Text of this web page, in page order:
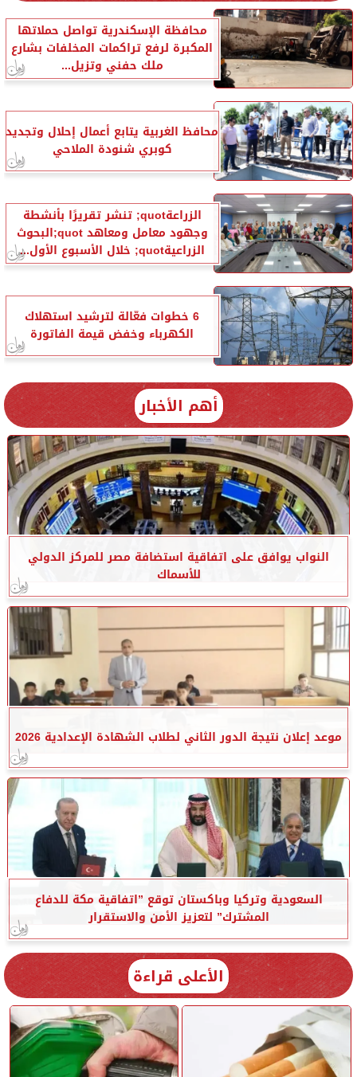
محافظة الإسكندرية تواصل حملاتها
المكبرة لرفع تراكمات المخلفات بشارع
ملك حفني وتزيل...
محافظ الغربية يتابع أعمال إحلال وتجديد
كوبري شنودة الملاحي
الزراعةquot; تنشر تقريرًا بأنشطة
وجهود معامل ومعاهد quot;البحوث
الزراعيةquot; خلال الأسبوع الأول...
6 خطوات فعّالة لترشيد استهلاك
الكهرباء وخفض قيمة الفاتورة
أهم الأخبار
النواب يوافق على اتفاقية استضافة مصر للمركز الدولي
للأسماك
موعد إعلان نتيجة الدور الثاني لطلاب الشهادة الإعدادية 2026
السعودية وتركيا وباكستان توقع ”اتفاقية مكة للدفاع
المشترك” لتعزيز الأمن والاستقرار
الأعلى قراءة